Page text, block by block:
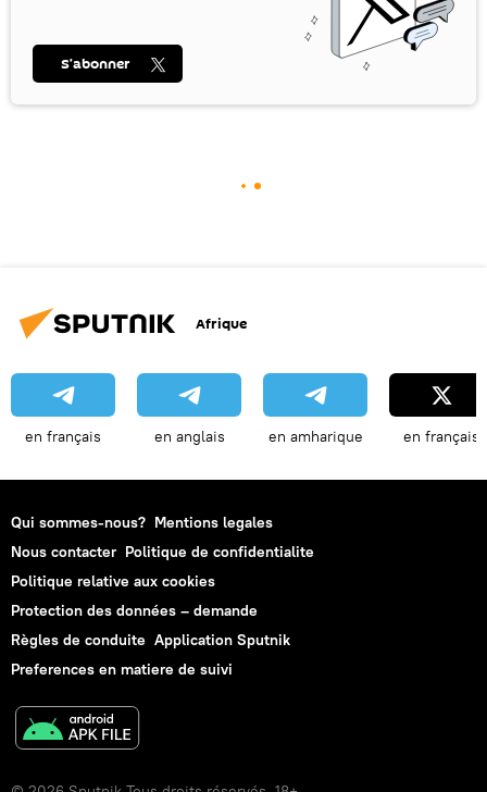
S’abonner
Afrique
en français en anglais en amharique en français
Qui sommes-nous? Mentions legales
Nous contacter Politique de confidentialite
Politique relative aux cookies
Protection des données – demande
Règles de conduite Application Sputnik
Preferences en matiere de suivi